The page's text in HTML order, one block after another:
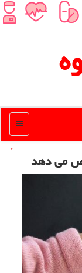
منو
می دهد